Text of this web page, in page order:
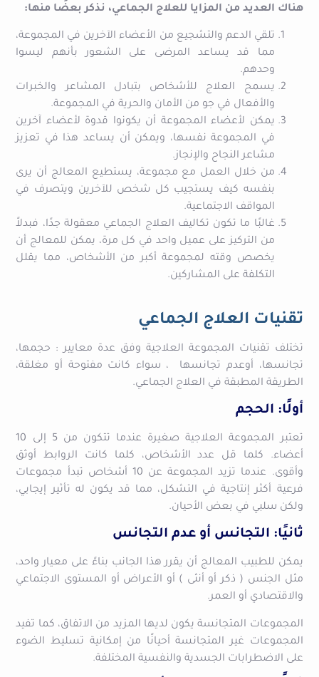
هناك العديد من المزايا للعلاج الجماعي، نذكر بعضًا منها:
تلقي الدعم والتشجيع من الأعضاء الآخرين في المجموعة،
مما قد يساعد المرضى على الشعور بأنهم ليسوا
وحدهم.
يسمح العلاج للأشخاص بتبادل المشاعر والخبرات
والأفعال في جو من الأمان والحرية في المجموعة.
يمكن لأعضاء المجموعة أن يكونوا قدوة لأعضاء آخرين
في المجموعة نفسها، ويمكن أن يساعد هذا في تعزيز
مشاعر النجاح والإنجاز.
من خلال العمل مع مجموعة، يستطيع المعالج أن يرى
بنفسه كيف يستجيب كل شخص للآخرين ويتصرف في
المواقف الاجتماعية.
غالبًا ما تكون تكاليف العلاج الجماعي معقولة جدًا، فبدلاً
من التركيز على عميل واحد في كل مرة، يمكن للمعالج أن
يخصص وقته لمجموعة أكبر من الأشخاص، مما يقلل
التكلفة على المشاركين.
تقنيات العلاج الجماعي
تختلف تقنيات المجموعة العلاجية وفق عدة معايير : حجمها،
تجانسها، أوعدم تجانسها ، سواء كانت مفتوحة أو مغلقة،
الطريقة المطبقة في العلاج الجماعي.
أولًا: الحجم
تعتبر المجموعة العلاجية صغيرة عندما تتكون من 5 إلى 10
أعضاء. كلما قل عدد الأشخاص، كلما كانت الروابط أوثق
وأقوى. عندما تزيد المجموعة عن 10 أشخاص تبدأ مجموعات
فرعية أكثر إنتاجية في التشكل، مما قد يكون له تأثير إيجابي،
ولكن سلبي في بعض الأحيان.
ثانيًا: التجانس أو عدم التجانس
يمكن للطبيب المعالج أن يقرر هذا الجانب بناءً على معيار واحد،
مثل الجنس ( ذكر أو أنثى ) أو الأعراض أو المستوى الاجتماعي
والاقتصادي أو العمر.
المجموعات المتجانسة يكون لديها المزيد من الاتفاق، كما تفيد
المجموعات غير المتجانسة أحيانًا من إمكانية تسليط الضوء
على الاضطرابات الجسدية والنفسية المختلفة.